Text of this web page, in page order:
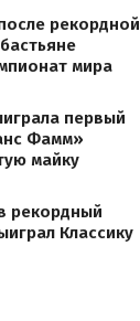
рекордной
мира
первый
Фамм»
майку
рекордный
Классику